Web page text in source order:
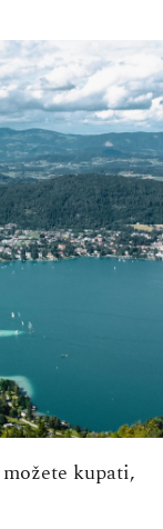
kupati,